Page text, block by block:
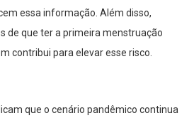
essa informação. Além disso,
de que ter a primeira menstruação
contribui para elevar esse risco.
que o cenário pandêmico continua